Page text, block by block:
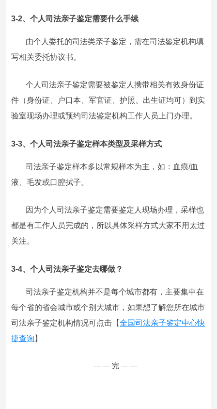
3-2、个人司法亲子鉴定需要什么手续
由个人委托的司法类亲子鉴定，需在司法鉴定机构填
写相关委托协议书。
个人司法亲子鉴定需要被鉴定人携带相关有效身份证
件（身份证、户口本、军官证、护照、出生证均可）到实
验室现场办理或预约司法鉴定机构工作人员上门办理。
3-3、个人司法亲子鉴定样本类型及采样方式
司法亲子鉴定样本多以常规样本为主，如：血痕/血
液、毛发或口腔拭子。
因为个人司法亲子鉴定需要鉴定人现场办理，采样也
都是有工作人员完成的，所以具体采样方式大家不用太过
关注。
3-4、个人司法亲子鉴定去哪做？
司法亲子鉴定机构并不是每个城市都有，主要集中在
每个省的省会城市或个别大城市，如果想了解您所在城市
司法亲子鉴定机构情况可点击【全国司法亲子鉴定中心快
捷查询 】
— — 完 — —